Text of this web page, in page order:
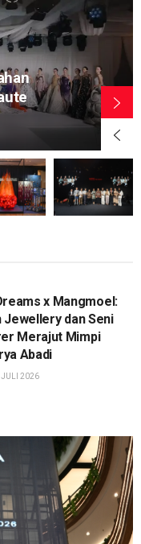
x Mangmoel:
Jewellery dan Seni
Merajut Mimpi
Abadi
2026